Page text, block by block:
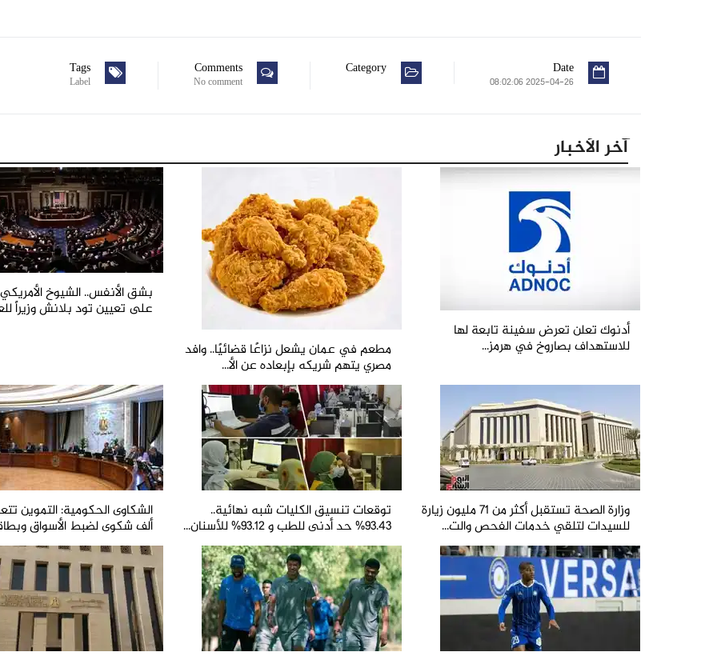
Date
2025-04-26 08:02:06
Category
Comments
No comment
Tags
Label
آخر الأخبار
بشق الأنفس.. الشيوخ
على تعيين تود بلانش وزيراً
مطعم في عمان يشعل نزاعًا قضائيًا.. وافد
مصري يتهم شريكه بإبعاده عن الأ...
أدنوك تعلن تعرض سفينة تابعة لها
للاستهداف بصاروخ في هرمز...
ألف شكوى لضبط الأسواق
توقعات تنسيق الكليات شبه نهائية..
93.43% حد أدنى للطب و 93.12% للأسنان...
وزارة الصحة تستقبل أكثر من 71 مليون زيارة
للسيدات لتلقي خدمات الفحص والت...